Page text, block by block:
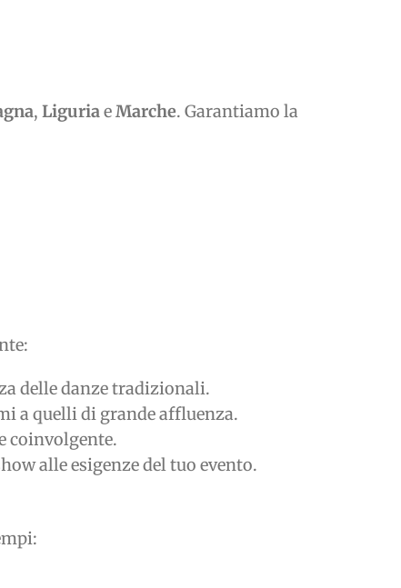
, Liguria e Marche. Garantiamo la
delle danze tradizionali.
a quelli di grande affluenza.
coinvolgente.
alle esigenze del tuo evento.